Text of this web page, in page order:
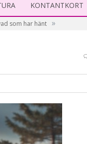
KONTANTKORT
som har hänt »